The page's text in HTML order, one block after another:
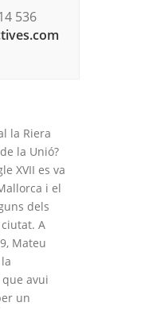
536
la Riera
la Unió?
XVII es va
i el
dels
A
Mateu
avui
un